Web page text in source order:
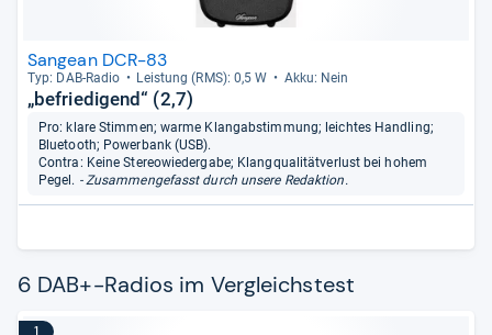
Sangean DCR-83
Typ: DAB-​Radio Leis­tung (RMS): 0,5 W Akku: Nein
„befriedigend“ (2,7)
Pro: klare Stimmen; warme Klangabstimmung; leichtes Handling;
Bluetooth; Powerbank (USB).
Contra: Keine Stereowiedergabe; Klangqualitätverlust bei hohem
Pegel. - Zusammengefasst durch unsere Redaktion.
6 DAB+-Radios im Vergleichstest